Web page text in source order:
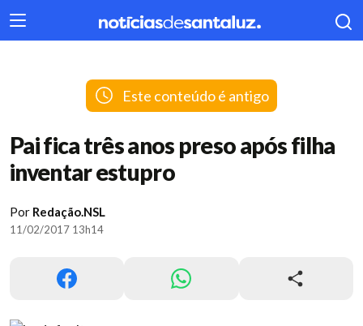
404
Este conteúdo é antigo
Pai fica três anos preso após filha
inventar estupro
Por Redação.NSL
11/02/2017 13h14